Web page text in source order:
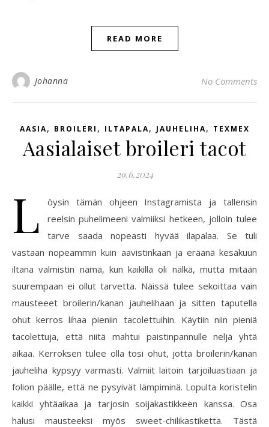
READ MORE
Johanna No Comments
AASIA, BROILERI , ILTAPALA, JAUHELIHA, TEXMEX
Aasialaiset broileri tacot
29.6.2024
L
öysin tämän ohjeen Instagramista ja tallensin
reelsin puhelimeeni valmiiksi hetkeen, jolloin tulee
tarve saada nopeasti hyvää ilapalaa. Se tuli
vastaan nopeammin kuin aavistinkaan ja eräänä kesäkuun
iltana valmistin nämä, kun kaikilla oli nälkä, mutta mitään
suurempaan ei ollut tarvetta. Näissä tulee sekoittaa vain
mausteeet broilerin/kanan jauhelihaan ja sitten taputella
ohut kerros lihaa pieniin tacolettuihin. Käytiin niin pieniä
tacolettuja, että niitä mahtui paistinpannulle neljä yhtä
aikaa. Kerroksen tulee olla tosi ohut, jotta broilerin/kanan
jauheliha kypsyy varmasti. Valmiit laitoin tarjoiluastiaan ja
folion päälle, että ne pysyivät lämpiminä. Lopulta koristelin
kaikki yhtäaikaa ja tarjosin soijakastikkeen kanssa. Osa
halusi mausteeksi myös sweet-chilikastiketta. Tästä